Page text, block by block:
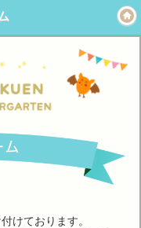
けております。